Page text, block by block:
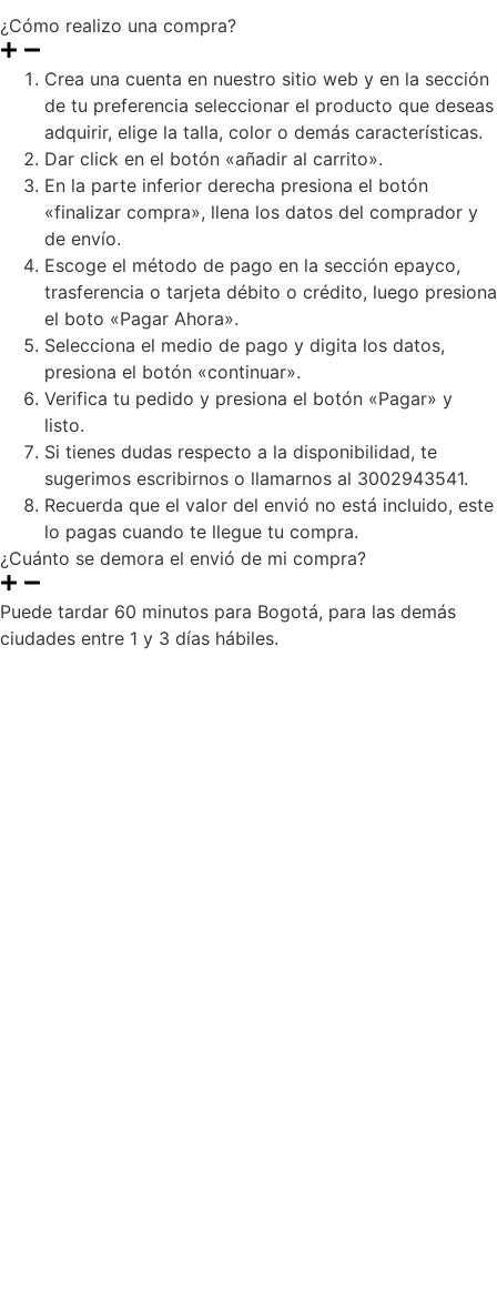
¿Cómo realizo una compra?
Crea una cuenta en nuestro sitio web y en la sección
de tu preferencia seleccionar el producto que deseas
adquirir, elige la talla, color o demás características.
Dar click en el botón «añadir al carrito».
En la parte inferior derecha presiona el botón
«finalizar compra», llena los datos del comprador y
de envío.
Escoge el método de pago en la sección epayco,
trasferencia o tarjeta débito o crédito, luego presiona
el boto «Pagar Ahora».
Selecciona el medio de pago y digita los datos,
presiona el botón «continuar».
Verifica tu pedido y presiona el botón «Pagar» y
listo.
Si tienes dudas respecto a la disponibilidad, te
sugerimos escribirnos o llamarnos al 3002943541.
Recuerda que el valor del envió no está incluido, este
lo pagas cuando te llegue tu compra.
¿Cuánto se demora el envió de mi compra?
Puede tardar 60 minutos para Bogotá, para las demás
ciudades entre 1 y 3 días hábiles.